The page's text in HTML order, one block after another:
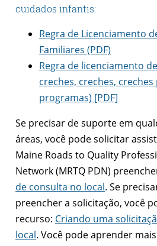
cuidados infantis:
Regra de Licenciamento
Familiares (PDF)
Regra de licenciamento
creches, creches,
programas) [PDF]
Se precisar de suporte em
áreas, você pode solicitar
Maine Roads to Quality
Network (MRTQ PDN)
de consulta no local. Se
preencher a solicitação, você
recurso: Criando uma
local. Você pode aprender